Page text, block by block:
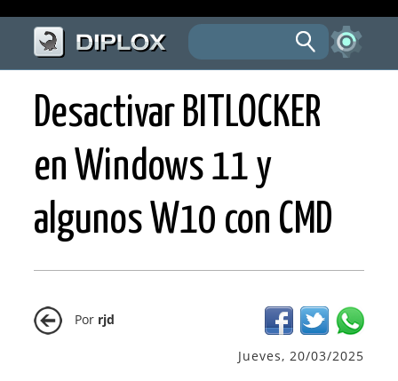
Desactivar BITLOCKER
en Windows 11 y
algunos W10 con CMD
Por rjd
Jueves, 20/03/2025